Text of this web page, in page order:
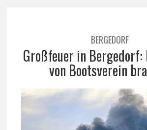
BERGEDORF
Großfeuer in Bergedorf:
von Bootsverein